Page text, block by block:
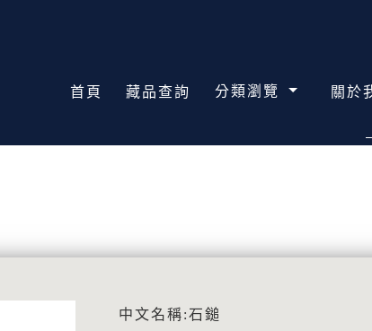
首頁 藏品查詢 分類瀏覽 關於
中文名稱:石鎚